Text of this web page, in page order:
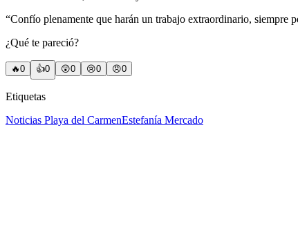
“Confío plenamente que harán un trabajo extraordinario, siempre
¿Qué te pareció?
🔥0 👍0 😲0 😢0 😠0
Etiquetas
Noticias Playa del CarmenEstefanía Mercado